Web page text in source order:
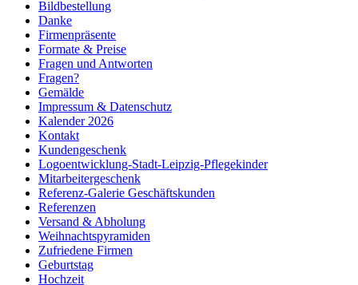
Bildbestellung
Danke
Firmenpräsente
Formate & Preise
Fragen und Antworten
Fragen?
Gemälde
Impressum & Datenschutz
Kalender 2026
Kontakt
Kundengeschenk
Logoentwicklung-Stadt-Leipzig-Pflegekinder
Mitarbeitergeschenk
Referenz-Galerie Geschäftskunden
Referenzen
Versand & Abholung
Weihnachtspyramiden
Zufriedene Firmen
Geburtstag
Hochzeit